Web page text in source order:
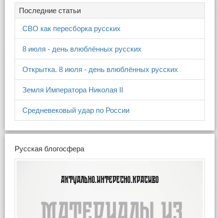
Последние статьи
СВО как пересборка русских
8 июля - день влюблённых русских
Открытка. 8 июля - день влюблённых русских
Земля Императора Николая II
Средневековый удар по России
Русская блогосфера